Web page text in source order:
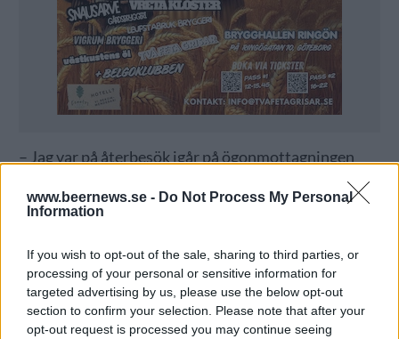
www.beernews.se - Do Not Process My Personal
Information
If you wish to opt-out of the sale, sharing to third parties, or
processing of your personal or sensitive information for
targeted advertising by us, please use the below opt-out
section to confirm your selection. Please note that after your
opt-out request is processed you may continue seeing
– Jag var på återbesök igår på ögonmottagningen
Han höll på att göra rent och släppte ner en koppling
– Jag tittade ner i lutbadet och var lite svettig i
ansiktet så glasögon gled ner så att det blev en glipa.
Det räckte för att en skvätt lut skulle ta sig in i ögat.